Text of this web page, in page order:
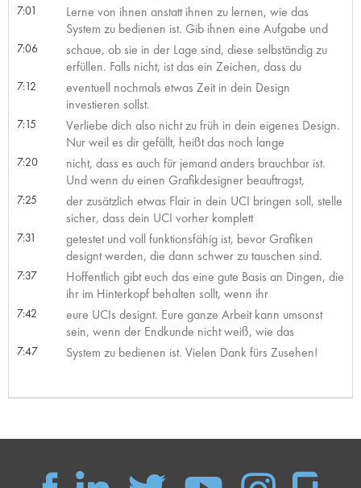
7:01
Lerne von ihnen anstatt ihnen zu lernen, wie das
System zu bedienen ist. Gib ihnen eine Aufgabe und
7:06
schaue, ob sie in der Lage sind, diese selbständig zu
erfüllen. Falls nicht, ist das ein Zeichen, dass du
7:12
eventuell nochmals etwas Zeit in dein Design
investieren sollst.
7:15
Verliebe dich also nicht zu früh in dein eigenes Design.
Nur weil es dir gefällt, heißt das noch lange
7:20
nicht, dass es auch für jemand anders brauchbar ist.
Und wenn du einen Grafikdesigner beauftragst,
7:25
der zusätzlich etwas Flair in dein UCI bringen soll, stelle
sicher, dass dein UCI vorher komplett
7:31
getestet und voll funktionsfähig ist, bevor Grafiken
designt werden, die dann schwer zu tauschen sind.
7:37
Hoffentlich gibt euch das eine gute Basis an Dingen, die
ihr im Hinterkopf behalten sollt, wenn ihr
7:42
eure UCIs designt. Eure ganze Arbeit kann umsonst
sein, wenn der Endkunde nicht weiß, wie das
7:47 System zu bedienen ist. Vielen Dank fürs Zusehen!